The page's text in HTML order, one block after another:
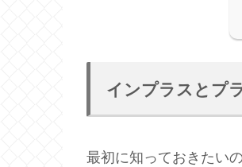
インプラスとプ
最初に知っておきたい